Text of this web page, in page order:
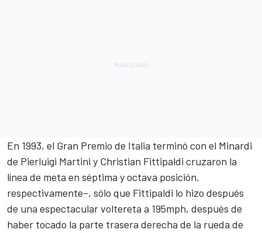
En 1993, el Gran Premio de Italia terminó con el Minardi
de Pierluigi Martini y Christian Fittipaldi cruzaron la
línea de meta en séptima y octava posición,
respectivamente–, sólo que Fittipaldi lo hizo después
de una espectacular voltereta a 195mph, después de
haber tocado la parte trasera derecha de la rueda de